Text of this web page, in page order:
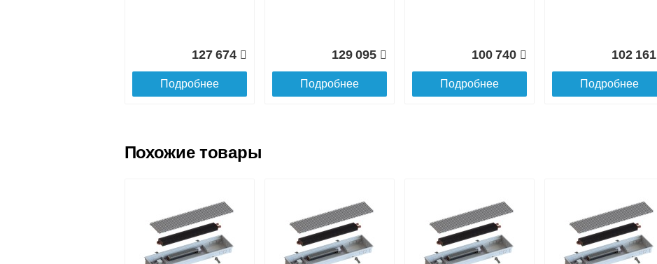
127 674
Подробнее
129 095
Подробнее
100 740
Подробнее
102 161
Подробнее
itermic Конвектор
внутрипольный
itermic Конвектор
внутрипольный
itermic Конвектор
внутрипольный
itermic Конвектор
внутрипольный
Похожие товары